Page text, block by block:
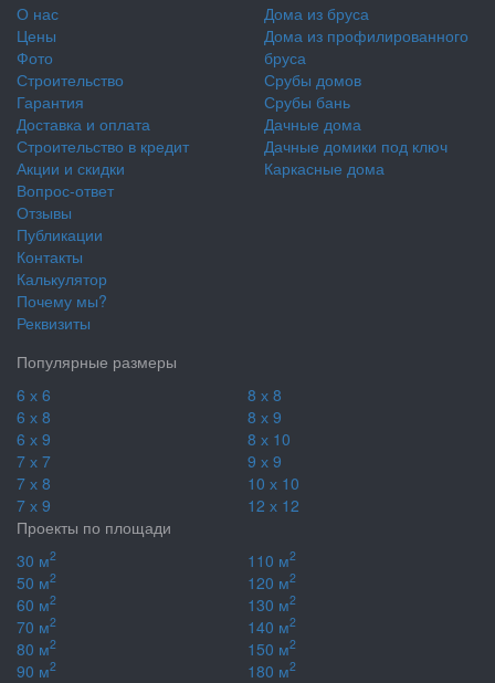
О нас
Цены
Фото
Строительство
Гарантия
Доставка и оплата
Строительство в кредит
Акции и скидки
Вопрос-ответ
Отзывы
Публикации
Контакты
Калькулятор
Почему мы?
Реквизиты
Дома из бруса
Дома из профилированного
бруса
Срубы домов
Срубы бань
Дачные дома
Дачные домики под ключ
Каркасные дома
Популярные размеры
6 х 6
6 х 8
6 х 9
7 х 7
7 х 8
7 х 9
8 х 8
8 х 9
8 х 10
9 х 9
10 х 10
12 х 12
Проекты по площади
30 м2
50 м2
60 м2
70 м2
80 м2
90 м2
110 м2
120 м2
130 м2
140 м2
150 м2
180 м2